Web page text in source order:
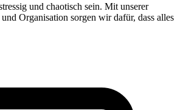
und chaotisch sein. Mit unserer
Organisation sorgen wir dafür, dass alles